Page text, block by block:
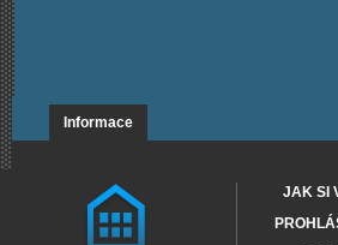
Informace
JAK SI